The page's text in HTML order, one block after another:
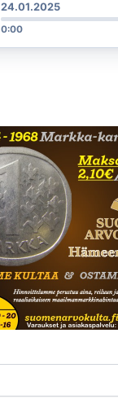
24.01.2025
0:00